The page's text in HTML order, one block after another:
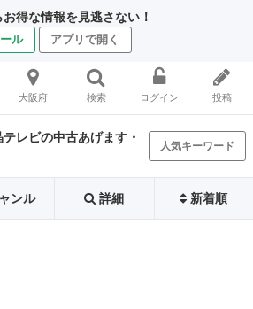
得な情報を見逃さない！
ル アプリで開く
大阪府 検索 ログイン 投稿
レビの中古あげます・
人気キーワード
ンル 詳細 新着順